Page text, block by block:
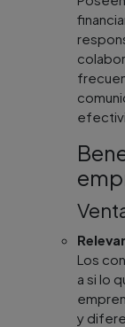
Los
a si lo
y